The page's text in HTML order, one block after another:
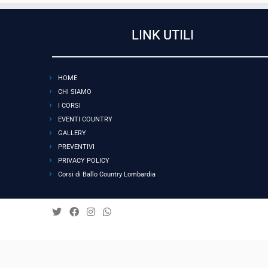
LINK UTILI
HOME
CHI SIAMO
I CORSI
EVENTI COUNTRY
GALLERY
PREVENTIVI
PRIVACY POLICY
Corsi di Ballo Country Lombardia